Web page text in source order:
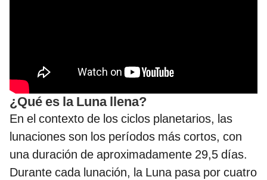
¿Qué es la Luna llena?
En el contexto de los ciclos planetarios, las
lunaciones son los períodos más cortos, con
una duración de aproximadamente 29,5 días.
Durante cada lunación, la Luna pasa por cuatro